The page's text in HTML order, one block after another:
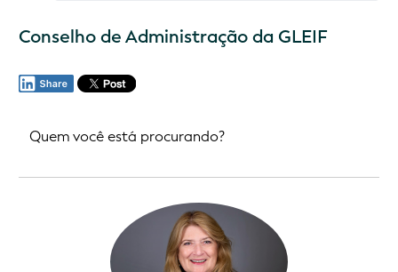
Conselho de Administração da GLEIF